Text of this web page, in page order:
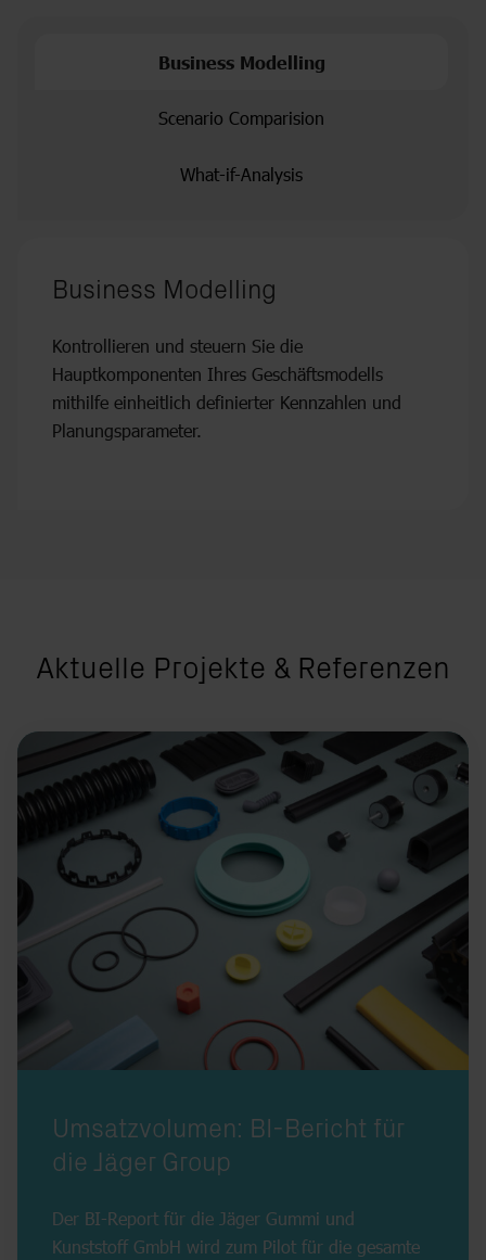
Business Modelling
Scenario Comparision
What-if-Analysis
Business Modelling
Kontrollieren und steuern Sie die
Hauptkomponenten Ihres Geschäftsmodells
mithilfe einheitlich definierter Kennzahlen und
Planungsparameter.
Aktuelle Projekte & Referenzen
Umsatzvolumen: BI-Bericht für
die Jäger Group
Der BI-Report für die Jäger Gummi und
Kunststoff GmbH wird zum Pilot für die gesamte